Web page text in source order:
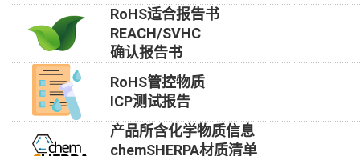
RoHS适合报告书
REACH/SVHC
确认报告书
RoHS管控物质
ICP测试报告
产品所含化学物质信息
chemSHERPA材质清单